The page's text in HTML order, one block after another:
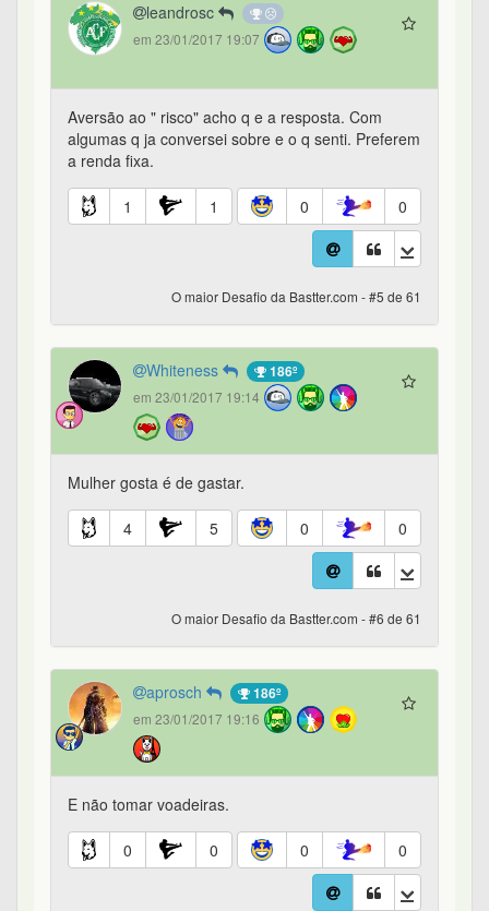
leandrosc
em 23/01/2017 19:07
Aversão ao " risco" acho q e a resposta. Com
algumas q ja conversei sobre e o q senti. Preferem
a renda fixa.
1 1 0 0
O maior Desafio da Bastter.com - #5 de 61
Whiteness 186º
em 23/01/2017 19:14
Mulher gosta é de gastar.
4 5 0 0
O maior Desafio da Bastter.com - #6 de 61
aprosch 186º
em 23/01/2017 19:16
E não tomar voadeiras.
0 0 0 0